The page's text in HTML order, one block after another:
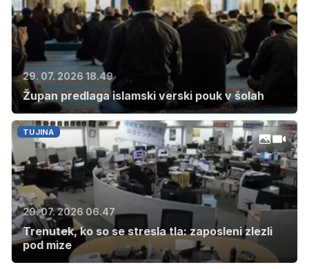
29. 07. 2026 18.49
Župan predlaga islamski verski pouk v šolah
TUJINA
29. 07. 2026 06.47
Trenutek, ko so se stresla tla: zaposleni zlezli
pod mize